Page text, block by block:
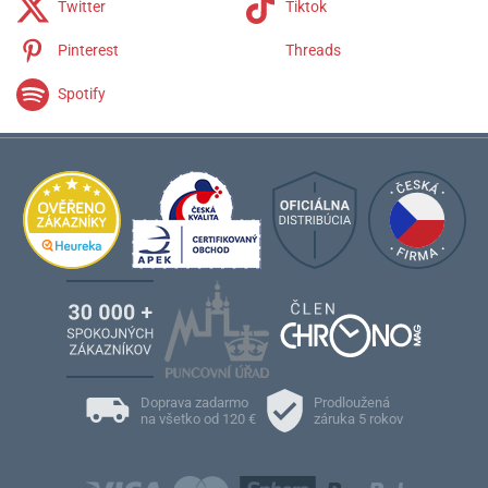
Twitter Tiktok
Pinterest Threads
Spotify
Doprava zadarmo
na všetko od 120 €
Prodloužená
záruka 5 rokov